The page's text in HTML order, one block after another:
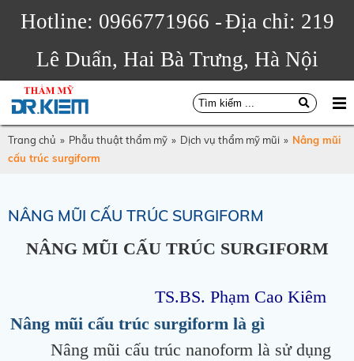
Hotline: 0966771966 -Địa chỉ: 219
Lê Duẩn, Hai Bà Trưng, Hà Nội
Trang chủ » Phẫu thuật thẩm mỹ » Dịch vụ thẩm mỹ mũi » Nâng mũi
cấu trúc surgiform
NÂNG MŨI CẤU TRÚC SURGIFORM
NÂNG MŨI CẤU TRÚC SURGIFORM
TS.BS. Phạm Cao Kiêm
Nâng mũi cấu trúc surgiform là gì
Nâng mũi cấu trúc nanoform là sử dụng